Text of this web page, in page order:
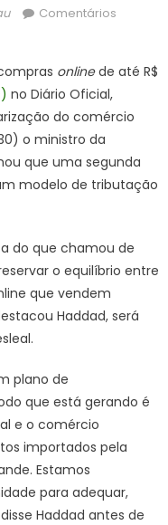
Comentários
onlinede até R$
no Diário Oficial,
do comércio
o ministro da
que uma segunda
modelo de tributação
do que chamou de
o equilíbrio entre
que vendem
Haddad, será
plano de
que está gerando é
e o comércio
importados pela
Estamos
para adequar,
Haddad antes de